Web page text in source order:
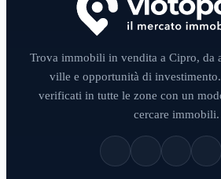
Trova immobili in vendita a Cipro, da
ville e opportunità di
verificati in tutte le zone con un
cercare immobili.